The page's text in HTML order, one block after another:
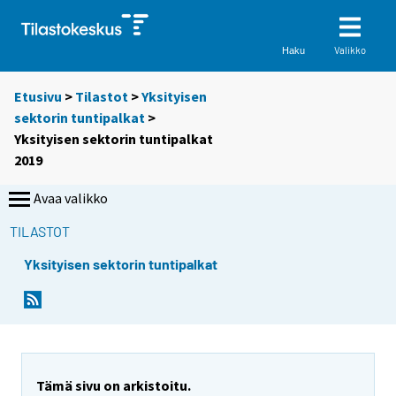
Haku Valikko
Etusivu > Tilastot >Yksityisen
sektorin tuntipalkat >
Yksityisen sektorin tuntipalkat
2019
Avaa valikko
TILASTOT
Yksityisen sektorin tuntipalkat
Tämä sivu on arkistoitu.